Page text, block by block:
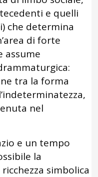
e quelli
che determina
di forte
assume
tra la forma
nel
e un tempo
la
simbolica